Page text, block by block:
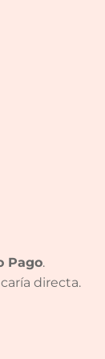
Pago.
directa.